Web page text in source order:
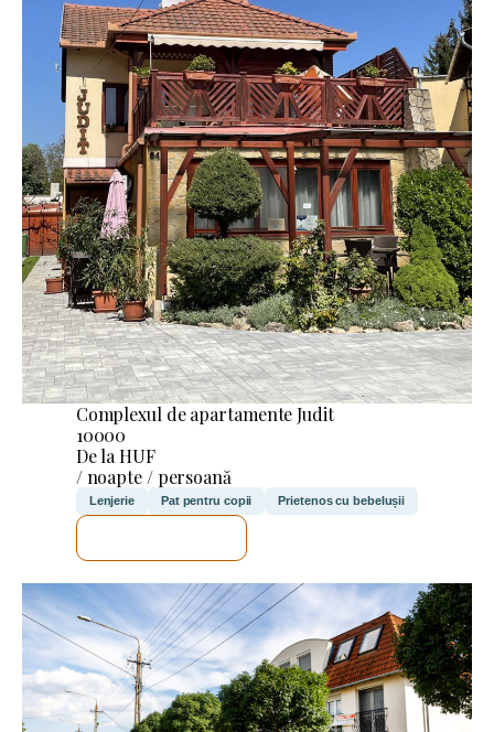
Complexul de apartamente Judit
10000
De la HUF
/ noapte / persoană
Lenjerie Pat pentru copii Prietenos cu bebelușii